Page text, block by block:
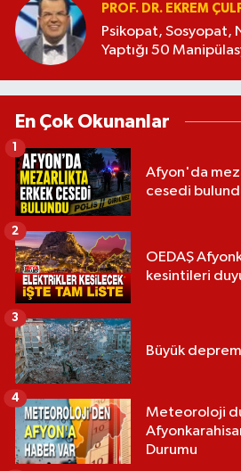
PROF. DR. EKREM
Psikopat, Sosyopat,
Yaptığı 50
En Çok Okunanlar
Afyon'da
cesedi
1
OEDAŞ
kesintileri
2
Büyük
3
Meteoroloji
Durumu
4